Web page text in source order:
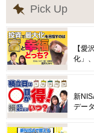
Pick Up
【愛
化」
新
デー